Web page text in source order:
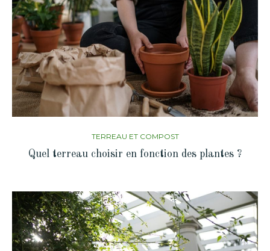
TERREAU ET COMPOST
Quel terreau choisir en fonction des plantes ?